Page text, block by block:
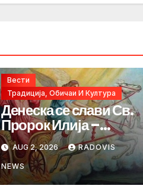
Вести
Традиција, Обичаи И Култура
Денеска се слави Св.
Пророк Илија –
„ИЛИНДЕН“
AUG 2, 2026 RADOVIS
NEWS